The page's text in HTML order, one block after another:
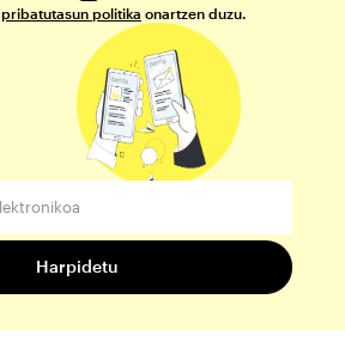
pribatutasun politika onartzen duzu.